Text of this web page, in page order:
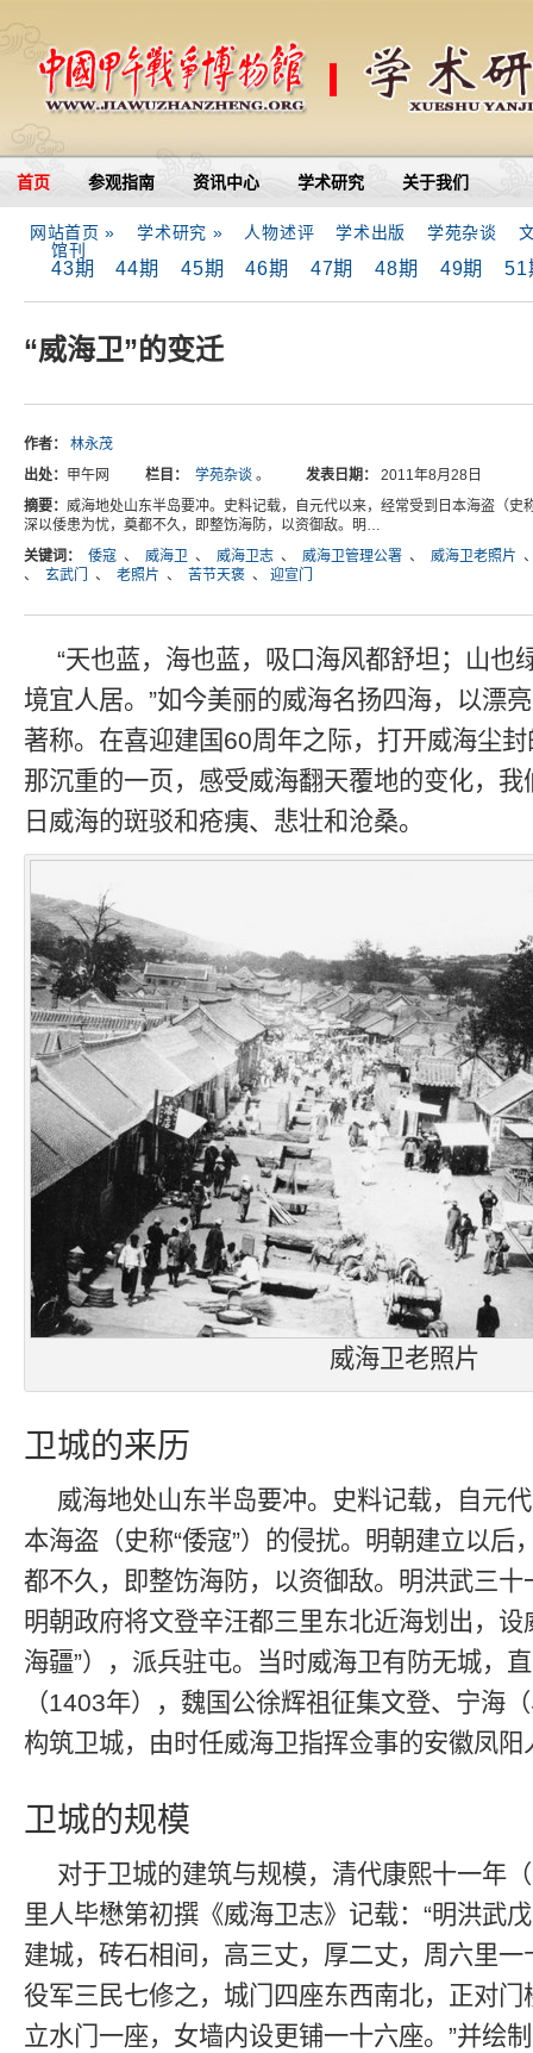
首页 参观指南 资讯中心 学术研究 关于我们
网站首页 » 学术研究 » 人物述评 学术出版 学苑杂谈
馆刊
43期 44期 45期 46期 47期 48期 49期 51
“威海卫”的变迁
作者：
林永茂
出处： 甲午网 栏目： 学苑杂谈 。 发表日期：
2011年8月28日
摘要： 威海地处山东半岛要冲。史料记载，自元代以来，经常受到日本海盗（史
深以倭患为忧，奠都不久，即整饬海防，以资御敌。明…
关键词：
倭寇 、 威海卫 、 威海卫志 、 威海卫管理公署 、 威海卫老照片
、
玄武门 、 老照片 、 苦节天褒 、 迎宣门
“天也蓝，海也蓝，吸口海风都舒坦；山也
境宜人居。”如今美丽的威海名扬四海，以漂
著称。在喜迎建国60周年之际，打开威海尘
那沉重的一页，感受威海翻天覆地的变化，
日威海的斑驳和疮痍、悲壮和沧桑。
威海卫老照片
卫城的来历
威海地处山东半岛要冲。史料记载，自元
本海盗（史称“倭寇”）的侵扰。明朝建立以后
都不久，即整饬海防，以资御敌。明洪武三
明朝政府将文登辛汪都三里东北近海划出，设
海疆”），派兵驻屯。当时威海卫有防无城，
（1403年），魏国公徐辉祖征集文登、宁海
构筑卫城，由时任威海卫指挥佥事的安徽凤阳
卫城的规模
对于卫城的建筑与规模，清代康熙十一年
里人毕懋第初撰《威海卫志》记载：“明洪武
建城，砖石相间，高三丈，厚二丈，周六里
役军三民七修之，城门四座东西南北，正对
立水门一座，女墙内设更铺一十六座。”并绘